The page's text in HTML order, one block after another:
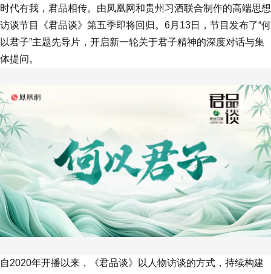
时代有我，君品相传。由凤凰网和贵州习酒联合制作的高端思想
访谈节目《君品谈》第五季即将回归。6月13日，节目发布了“何
以君子”主题先导片，开启新一轮关于君子精神的深度对话与集
体提问。
自2020年开播以来，《君品谈》以人物访谈的方式，持续构建